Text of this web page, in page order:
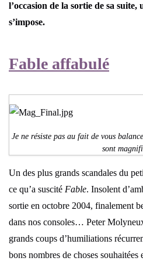
l’occasion de la sortie de sa
s’impose.
Fable affabulé
Je ne résiste pas au fait de vous
sont
Un des plus grands scandales du
ce qu’a suscité Fable. Insolent
sortie en octobre 2004, finalement
dans nos consoles… Peter
grands coups d’humiliations
bons nombres de choses souhaitées